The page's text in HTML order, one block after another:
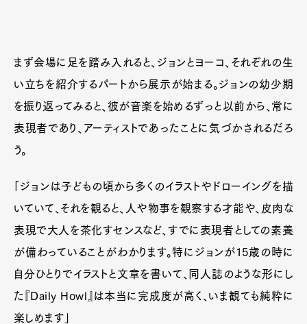
まず会場に足を踏み入れると、ジョンとヨーコ、それぞれの生
い立ちを紹介するパートから展示が始まる。ジョンの幼少期
を振り返ってみると、彼が音楽を始めるずっと以前から、常に
表現者であり、アーティストであったことに気づかされるだろ
う。
「ジョンは子どもの頃から多くのイラストやドローイングを描
いていて、それを観ると、人や物事を観察する才能や、皮肉な
表現で大人を茶化すセンスなど、すでに表現者としての素養
が備わっていることがわかります。特にジョンが15歳の時に
自分ひとりでイラストと文章を書いて、同人誌のような形にし
た『Daily Howl』は本当に完成度が高く、いま観ても純粋に
楽しめます」